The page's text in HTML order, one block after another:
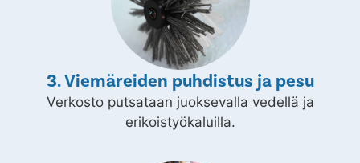
3. Viemäreiden puhdistus ja pesu
Verkosto putsataan juoksevalla vedellä ja
erikoistyökaluilla.